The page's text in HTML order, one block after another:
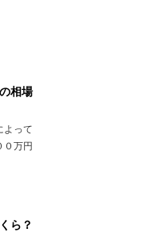
相場
よって
０万円
ら？